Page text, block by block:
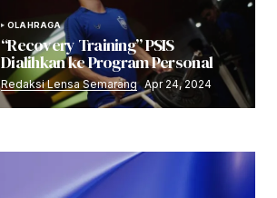
OLAHRAGA
“Recovery Training” PSIS
Dialihkan ke Program Personal
Redaksi Lensa Semarang Apr 24, 2024